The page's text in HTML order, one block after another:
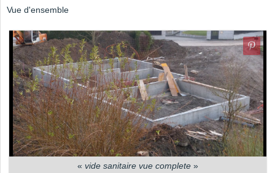
Vue d'ensemble
« vide sanitaire vue complete »